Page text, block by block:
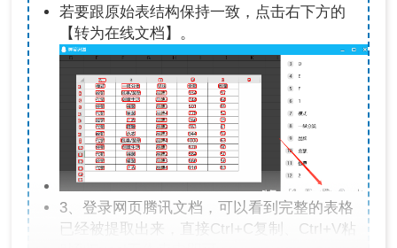
若要跟原始表结构保持一致，点击右下方的
【转为在线文档】。
3、登录网页腾讯文档，可以看到完整的表格
已经被提取出来，直接Ctrl+C复制、Ctrl+V粘